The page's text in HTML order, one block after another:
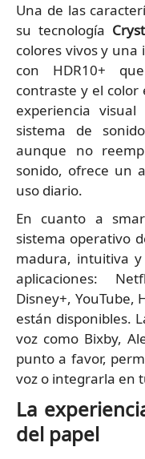
Una de las
su tecnología
colores vivos y
con HDR10+
contraste y el color
experiencia
sistema de
aunque no
sonido, ofrece un
uso diario.
En cuanto a
sistema operativo
madura, intuitiva
aplicaciones:
Disney+, YouTube,
están disponibles.
voz como Bixby,
punto a favor,
voz o integrarla en
La
del papel